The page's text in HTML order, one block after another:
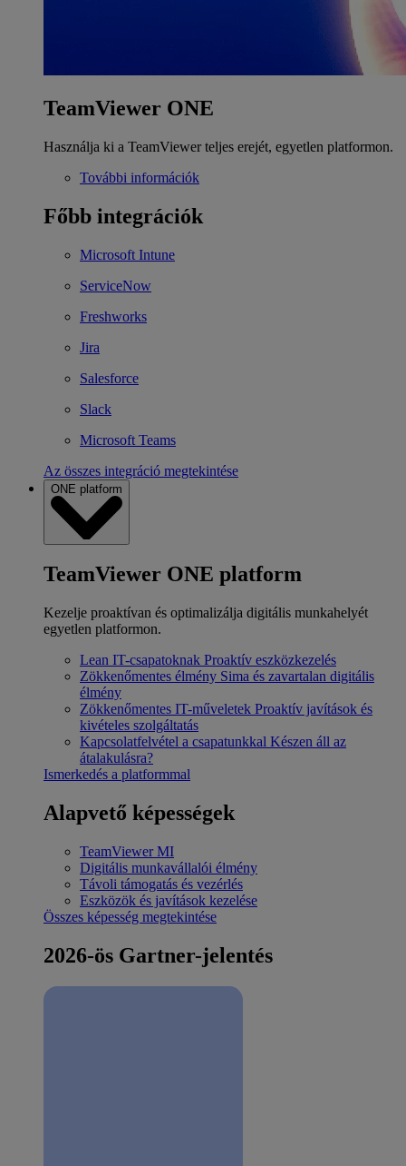
TeamViewer ONE
Használja ki a TeamViewer teljes erejét, egyetlen platformon.
További információk
Főbb integrációk
Microsoft Intune
ServiceNow
Freshworks
Jira
Salesforce
Slack
Microsoft Teams
Az összes integráció megtekintése
ONE platform
TeamViewer ONE platform
Kezelje proaktívan és optimalizálja digitális munkahelyét
egyetlen platformon.
Lean IT-csapatoknak Proaktív eszközkezelés
Zökkenőmentes élmény Sima és zavartalan digitális
élmény
Zökkenőmentes IT-műveletek Proaktív javítások és
kivételes szolgáltatás
Kapcsolatfelvétel a csapatunkkal Készen áll az
átalakulásra?
Ismerkedés a platformmal
Alapvető képességek
TeamViewer MI
Digitális munkavállalói élmény
Távoli támogatás és vezérlés
Eszközök és javítások kezelése
Összes képesség megtekintése
2026-ös Gartner-jelentés